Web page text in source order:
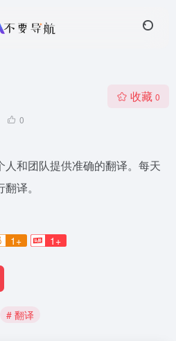
0
收藏 0
和团队提供准确的翻译。每天
译。
1+ 1+
# 翻译